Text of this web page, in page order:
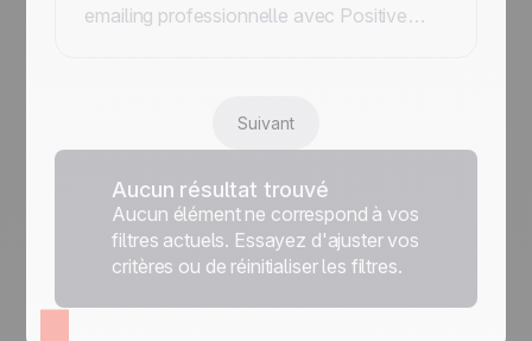
emailing professionnelle avec Positive
atteignent la boîte de réception.
Suivant
Aucun résultat trouvé
Aucun élément ne correspond à vos
filtres actuels. Essayez d'ajuster vos
critères ou de réinitialiser les filtres.